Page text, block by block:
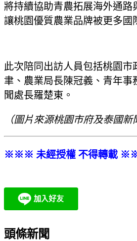
將持續協助青農拓展海外通路
讓桃園優質農業品牌被更多國
此次陪同出訪人員包括桃園市
聿、農業局長陳冠義、青年事
聞處長羅楚東。
（圖片來源桃園市府及泰國新
※※※ 未經授權 不得轉載
頭條新聞